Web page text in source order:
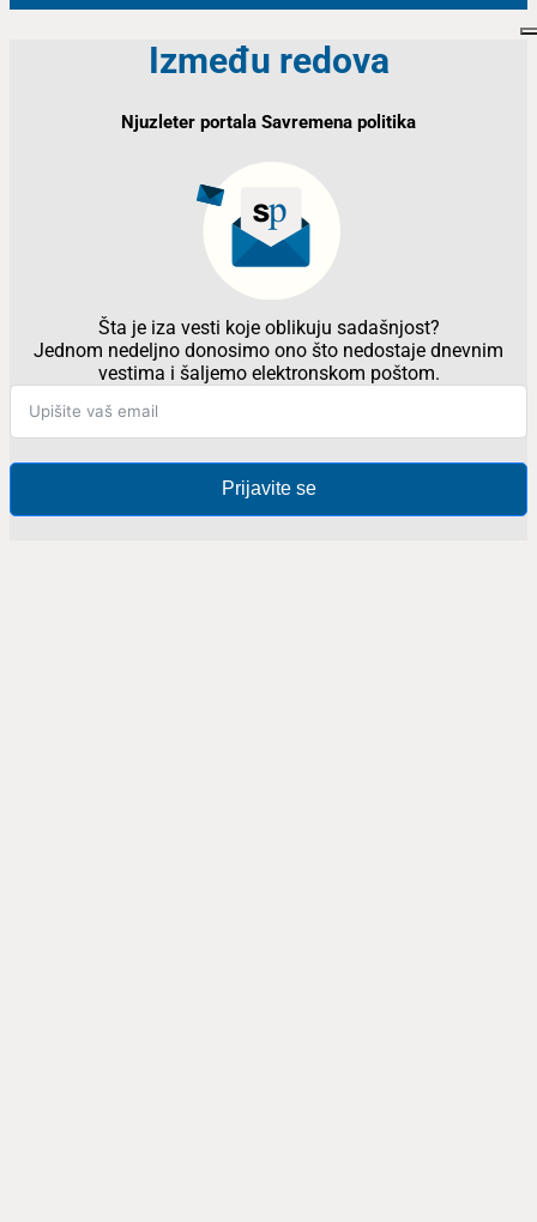
Između redova
Njuzleter portala Savremena politika
Šta je iza vesti koje oblikuju sadašnjost?
Jednom nedeljno donosimo ono što nedostaje dnevnim
vestima i šaljemo elektronskom poštom.
Prijavite se